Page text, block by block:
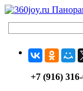
+7 (916)